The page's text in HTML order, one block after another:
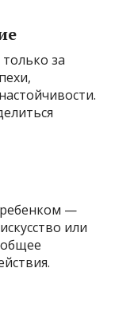
за
ребенком —
или